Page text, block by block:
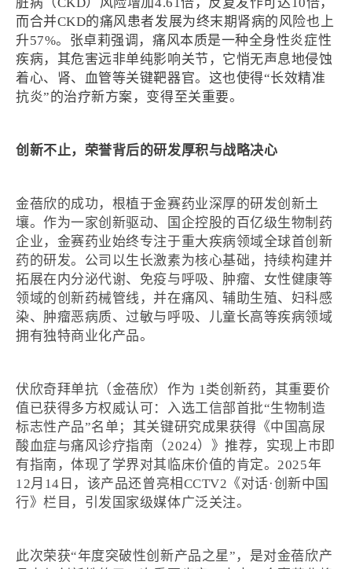
脏病（CKD）风险增加4.61倍，反复发作可达10倍，
而合并CKD的痛风患者发展为终末期肾病的风险也上
升57%。张卓莉强调，痛风本质是一种全身性炎症性
疾病，其危害远非单纯影响关节，它悄无声息地侵蚀
着心、肾、血管等关键靶器官。这也使得“长效精准
抗炎”的治疗新方案，变得至关重要。
创新不止，荣誉背后的研发厚积与战略决心
金蓓欣的成功，根植于金赛药业深厚的研发创新土
壤。作为一家创新驱动、国企控股的百亿级生物制药
企业，金赛药业始终专注于重大疾病领域全球首创新
药的研发。公司以生长激素为核心基础，持续构建并
拓展在内分泌代谢、免疫与呼吸、肿瘤、女性健康等
领域的创新药械管线，并在痛风、辅助生殖、妇科感
染、肿瘤恶病质、过敏与呼吸、儿童长高等疾病领域
拥有独特商业化产品。
伏欣奇拜单抗（金蓓欣）作为 1类创新药，其重要价
值已获得多方权威认可：入选工信部首批“生物制造
标志性产品”名单；其关键研究成果获得《中国高尿
酸血症与痛风诊疗指南（2024）》推荐，实现上市即
有指南，体现了学界对其临床价值的肯定。2025年
12月14日，该产品还曾亮相CCTV2《对话·创新中国
行》栏目，引发国家级媒体广泛关注。
此次荣获“年度突破性创新产品之星”，是对金蓓欣产